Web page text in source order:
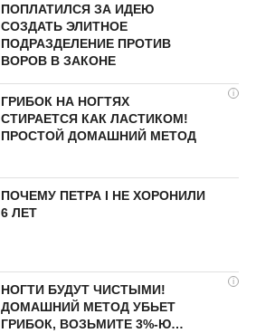
ПОПЛАТИЛСЯ ЗА ИДЕЮ
СОЗДАТЬ ЭЛИТНОЕ
ПОДРАЗДЕЛЕНИЕ ПРОТИВ
ВОРОВ В ЗАКОНЕ
i
ГРИБОК НА НОГТЯХ
СТИРАЕТСЯ КАК ЛАСТИКОМ!
ПРОСТОЙ ДОМАШНИЙ МЕТОД
ПОЧЕМУ ПЕТРА I НЕ ХОРОНИЛИ
6 ЛЕТ
i
НОГТИ БУДУТ ЧИСТЫМИ!
ДОМАШНИЙ МЕТОД УБЬЕТ
ГРИБОК, ВОЗЬМИТЕ 3%-Ю…